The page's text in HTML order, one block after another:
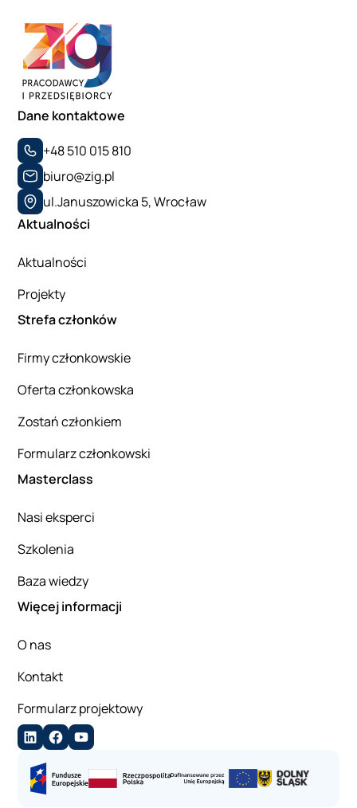
Dane kontaktowe
+48 510 015 810
biuro@zig.pl
ul.Januszowicka 5, Wrocław
Aktualności
Aktualności
Projekty
Strefa członków
Firmy członkowskie
Oferta członkowska
Zostań członkiem
Formularz członkowski
Masterclass
Nasi eksperci
Szkolenia
Baza wiedzy
Więcej informacji
O nas
Kontakt
Formularz projektowy